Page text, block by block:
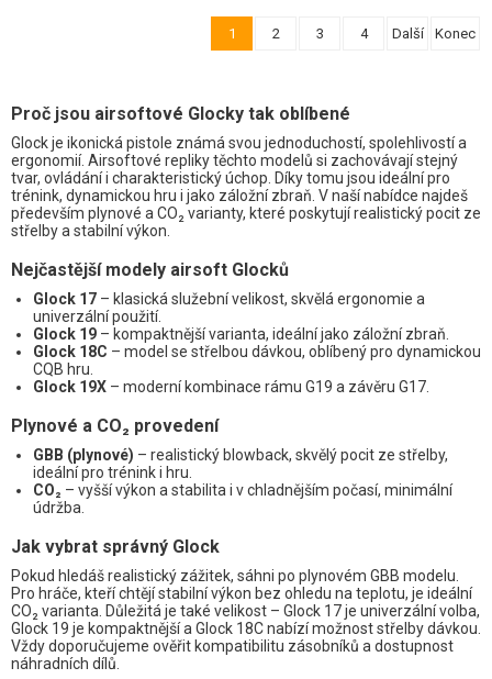
1 2 3 4 Další Konec
Proč jsou airsoftové Glocky tak oblíbené
Glock je ikonická pistole známá svou jednoduchostí, spolehlivostí a
ergonomií. Airsoftové repliky těchto modelů si zachovávají stejný
tvar, ovládání i charakteristický úchop. Díky tomu jsou ideální pro
trénink, dynamickou hru i jako záložní zbraň. V naší nabídce najdeš
především plynové a CO₂ varianty, které poskytují realistický pocit ze
střelby a stabilní výkon.
Nejčastější modely airsoft Glocků
Glock 17 – klasická služební velikost, skvělá ergonomie a
univerzální použití.
Glock 19 – kompaktnější varianta, ideální jako záložní zbraň.
Glock 18C – model se střelbou dávkou, oblíbený pro dynamickou
CQB hru.
Glock 19X – moderní kombinace rámu G19 a závěru G17.
Plynové a CO₂ provedení
GBB (plynové) – realistický blowback, skvělý pocit ze střelby,
ideální pro trénink i hru.
CO₂ – vyšší výkon a stabilita i v chladnějším počasí, minimální
údržba.
Jak vybrat správný Glock
Pokud hledáš realistický zážitek, sáhni po plynovém GBB modelu.
Pro hráče, kteří chtějí stabilní výkon bez ohledu na teplotu, je ideální
CO₂ varianta. Důležitá je také velikost – Glock 17 je univerzální volba,
Glock 19 je kompaktnější a Glock 18C nabízí možnost střelby dávkou.
Vždy doporučujeme ověřit kompatibilitu zásobníků a dostupnost
náhradních dílů.